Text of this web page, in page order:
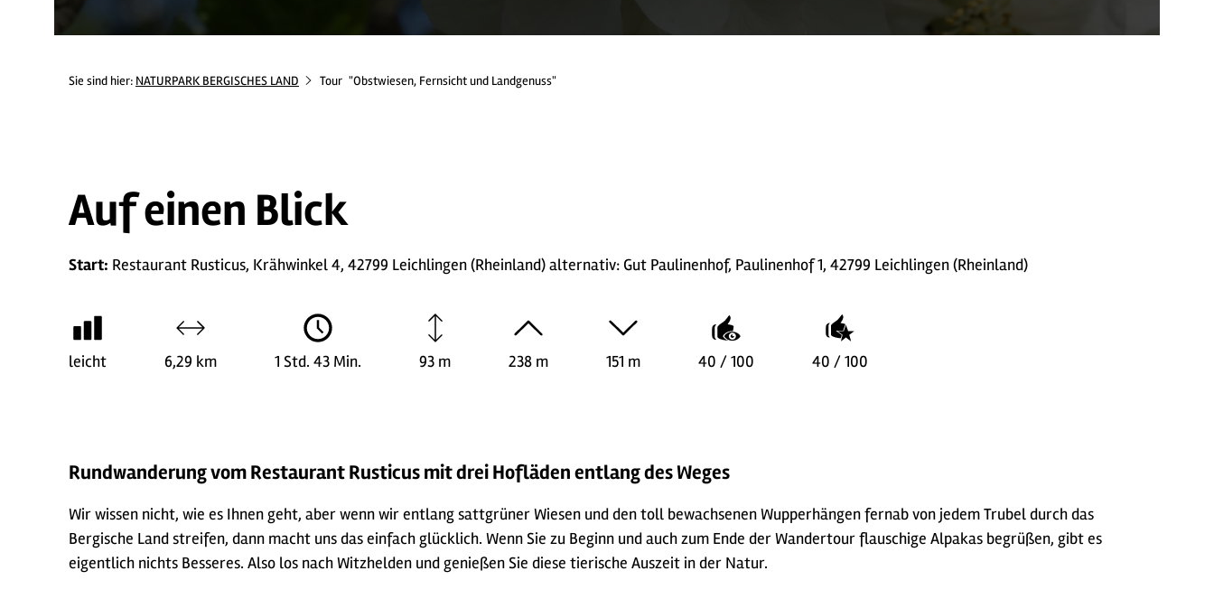
Sie sind hier: NATURPARK BERGISCHES LAND Tour "Obstwiesen, Fernsicht und Landgenuss"
Auf einen Blick
Start: Restaurant Rusticus, Krähwinkel 4, 42799 Leichlingen (Rheinland) alternativ: Gut Paulinenhof, Paulinenhof 1, 42799 Leichlingen (Rheinland)
leicht 6,29 km 1 Std. 43 Min. 93 m 238 m 151 m 40 / 100 40 / 100
Rundwanderung vom Restaurant Rusticus mit drei Hofläden entlang des Weges
Wir wissen nicht, wie es Ihnen geht, aber wenn wir entlang sattgrüner Wiesen und den toll bewachsenen Wupperhängen fernab von jedem Trubel durch das
Bergische Land streifen, dann macht uns das einfach glücklich. Wenn Sie zu Beginn und auch zum Ende der Wandertour flauschige Alpakas begrüßen, gibt es
eigentlich nichts Besseres. Also los nach Witzhelden und genießen Sie diese tierische Auszeit in der Natur.
2